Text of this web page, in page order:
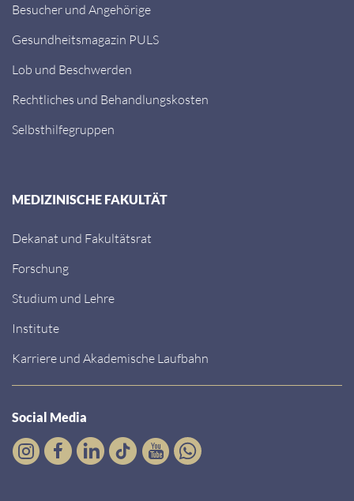
Besucher und Angehörige
Gesundheitsmagazin PULS
Lob und Beschwerden
Rechtliches und Behandlungskosten
Selbsthilfegruppen
MEDIZINISCHE FAKULTÄT
Dekanat und Fakultätsrat
Forschung
Studium und Lehre
Institute
Karriere und Akademische Laufbahn
Social Media